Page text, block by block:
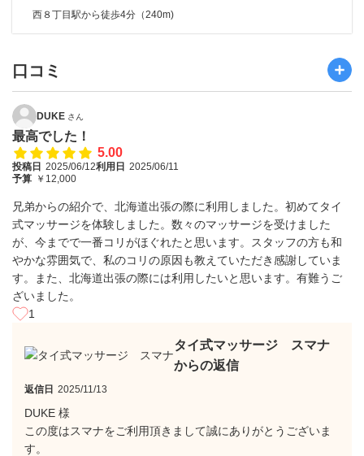
西８丁目駅から徒歩4分（240m)
口コミ
DUKE さん
最高でした！
5.00
投稿日 2025/06/12利用日 2025/06/11
予算 ￥12,000
兄弟からの紹介で、北海道出張の際に利用しました。初めてタイ
式マッサージを体験しました。数々のマッサージを受けました
が、今までで一番コリがほぐれたと思います。スタッフの方も和
やかな雰囲気で、私のコリの原因も教えていただき感謝していま
す。また、北海道出張の際には利用したいと思います。有難うご
ざいました。
1
タイ式マッサージ スマナ
からの返信
返信日 2025/11/13
DUKE 様
この度はスマナをご利用頂きまして誠にありがとうございま
す。